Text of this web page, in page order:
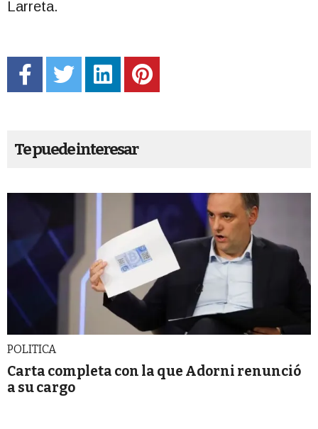
Larreta.
Te puede interesar
POLITICA
Carta completa con la que Adorni renunció
a su cargo